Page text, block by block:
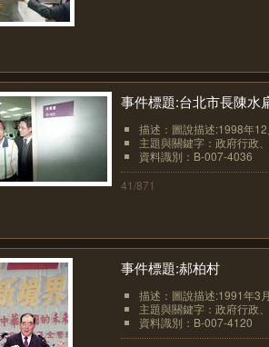
事件標題:台北市長陳水
描述：圖說描述:1998年
主題與關鍵字：政府行政
資料識別：B-007-4036
41/871
事件標題:郝柏村
描述：圖說描述:1991年3
主題與關鍵字：政府行政
資料識別：B-007-4120